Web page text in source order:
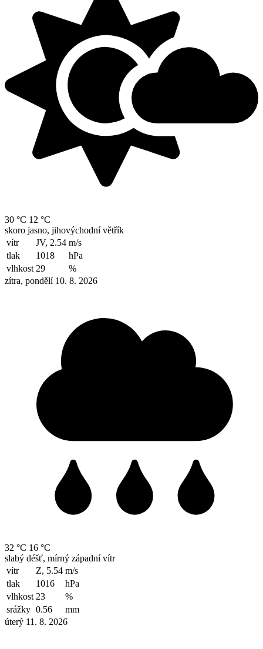
30 °C 12 °C
skoro jasno, jihovýchodní větřík
vítr
JV, 2.54 m/s
tlak
1018
hPa
vlhkost 29
%
zítra, pondělí 10. 8. 2026
32 °C 16 °C
slabý déšť, mírný západní vítr
vítr
Z, 5.54 m/s
tlak
1016
hPa
vlhkost 23
%
srážky 0.56
mm
úterý 11. 8. 2026